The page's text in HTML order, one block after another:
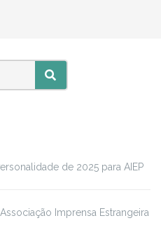
SEARCH
de 2025 para AIEP
Imprensa Estrangeira